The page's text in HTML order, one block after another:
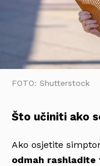
FOTO: Shutterstock
Što učiniti ako
Ako osjetite
odmah rashladite